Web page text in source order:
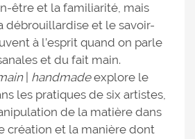
être et la familiarité, mais
débrouillardise et le savoir-
à l’esprit quand on parle
et du fait main.
| handmadeexplore le
les pratiques de six artistes,
de la matière dans
création et la manière dont